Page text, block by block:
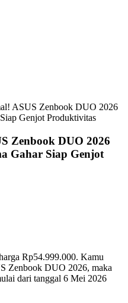
ASUS Zenbook DUO 2026
Genjot Produktivitas
Zenbook DUO 2026
Gahar Siap Genjot
Rp54.999.000. Kamu
Zenbook DUO 2026, maka
dari tanggal 6 Mei 2026